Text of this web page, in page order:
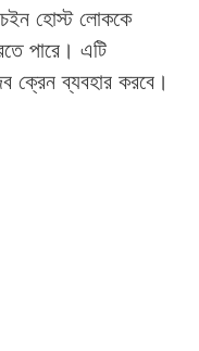
হোস্ট লোককে
পারে। এটি
ক্রেন ব্যবহার করবে।